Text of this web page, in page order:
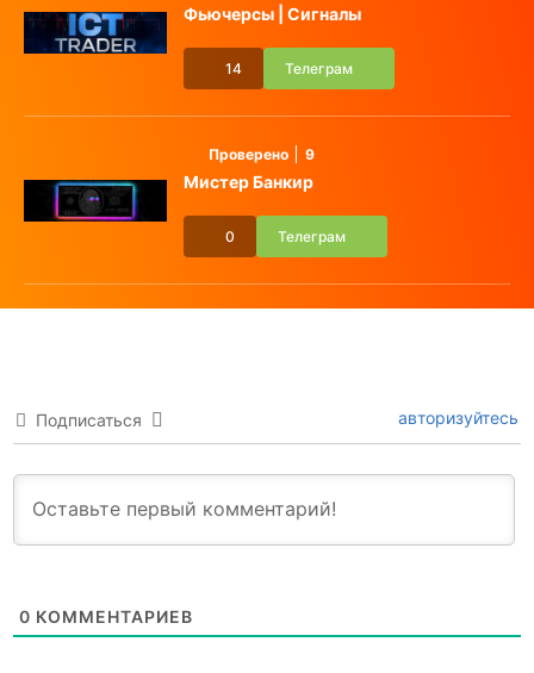
Фьючерсы | Сигналы
14 Телеграм
Проверено 9
Мистер Банкир
0 Телеграм
Подписаться авторизуйтесь
0 КОММЕНТАРИЕВ